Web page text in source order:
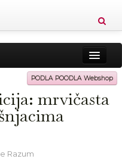
Zdravlje Vitkost
Putovanja Recepti
PODLA POODLA Webshop
mrvičasta
Razum